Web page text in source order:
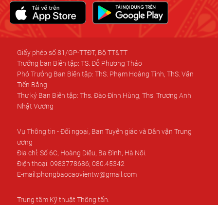
Giấy phép số 81/GP-TTĐT, Bộ TT&TT
Trưởng ban Biên tập: TS. Đỗ Phương Thảo
Phó Trưởng Ban Biên tập: ThS. Phạm Hoàng Tinh, ThS. Văn
Tiến Bằng
Thư ký Ban Biên tập: Ths. Đào Đình Hùng, Ths. Trương Anh
Nhật Vương
Vụ Thông tin - Đối ngoại, Ban Tuyên giáo và Dân vận Trung
ương
Địa chỉ: Số 6C, Hoàng Diệu, Ba Đình, Hà Nội.
Điện thoại: 0983778686; 080.45342
E-mail:phongbaocaovientw@gmail.com
Trung tâm Kỹ thuật Thông tấn.